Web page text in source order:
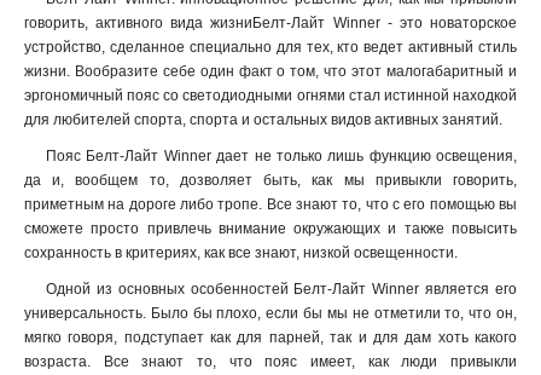
говорить, активного вида жизниБелт-Лайт Winner - это новаторское
устройство, сделанное специально для тех, кто ведет активный стиль
жизни. Вообразите себе один факт о том, что этот малогабаритный и
эргономичный пояс со светодиодными огнями стал истинной находкой
для любителей спорта, спорта и остальных видов активных занятий.
Пояс Белт-Лайт Winner дает не только лишь функцию освещения,
да и, вообщем то, дозволяет быть, как мы привыкли говорить,
приметным на дороге либо тропе. Все знают то, что с его помощью вы
сможете просто привлечь внимание окружающих и также повысить
сохранность в критериях, как все знают, низкой освещенности.
Одной из основных особенностей Белт-Лайт Winner является его
универсальность. Было бы плохо, если бы мы не отметили то, что он,
мягко говоря, подступает как для парней, так и для дам хоть какого
возраста. Все знают то, что пояс имеет, как люди привыкли